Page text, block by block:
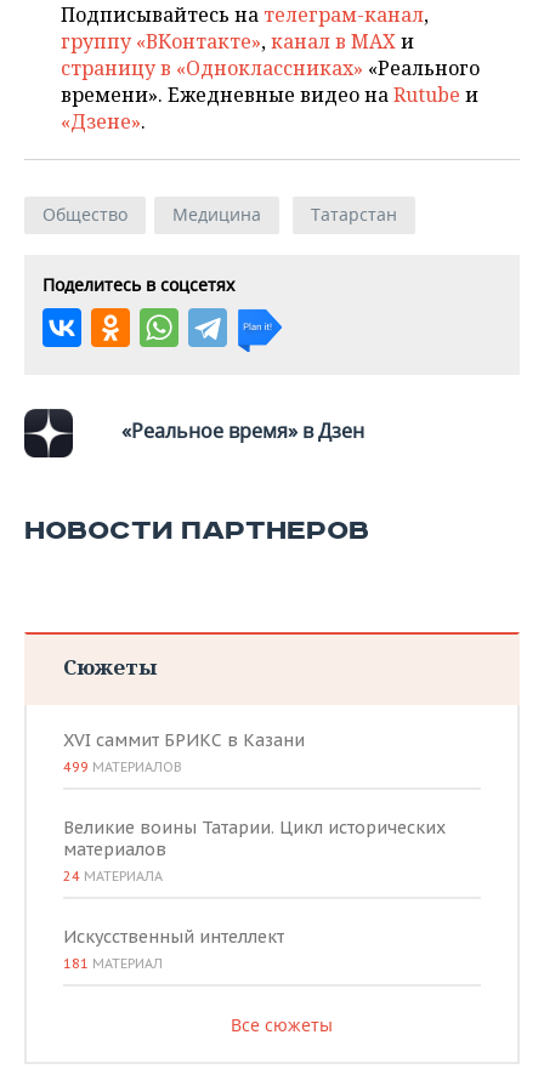
Подписывайтесь на телеграм-канал,
группу «ВКонтакте»,канал в MAXи
страницу в «Одноклассниках» «Реального
времени». Ежедневные видео наRutube и
«Дзене».
Общество Медицина Татарстан
Поделитесь в соцсетях
«Реальное время» в Дзен
НОВОСТИ ПАРТНЕРОВ
Сюжеты
XVI саммит БРИКС в Казани
499 МАТЕРИАЛОВ
Великие воины Татарии. Цикл исторических
материалов
24 МАТЕРИАЛА
Искусственный интеллект
181 МАТЕРИАЛ
Все сюжеты